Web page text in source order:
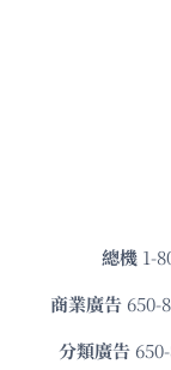
總機 1-
商業廣告 650-
分類廣告